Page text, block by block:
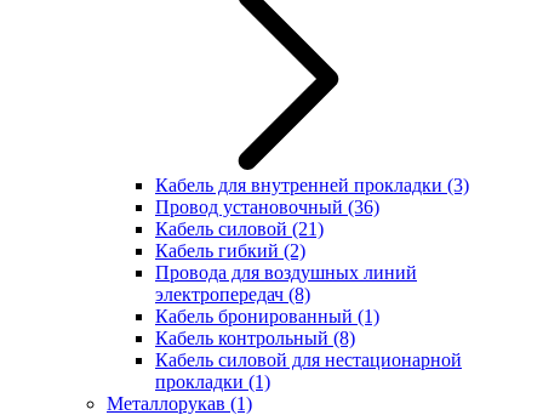
Кабель для внутренней прокладки (3)
Провод установочный (36)
Кабель силовой (21)
Кабель гибкий (2)
Провода для воздушных линий
электропередач (8)
Кабель бронированный (1)
Кабель контрольный (8)
Кабель силовой для нестационарной
прокладки (1)
Металлорукав (1)